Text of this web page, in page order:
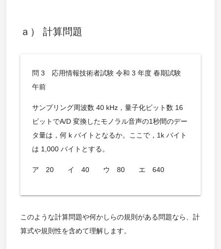
ａ） 計算問題
問 3 応用情報技術者試験 令和 3 年度 春期試験
午前
サンプリング周波数 40 kHz，量子化ビット数 16
ビットでA/D 変換したモノラル音声の1秒間のデー
タ量は，何 k バイトとなるか。ここで，1k バイト
は 1,000 バイトとする。
ア 20 イ 40 ウ 80 エ 640
このような計算問題や何かしらの規則がある問題なら、計
算式や規則性を含めて理解します。